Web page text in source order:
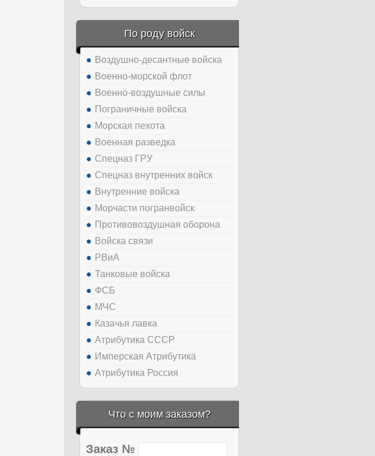
По роду войск
Воздушно-десантные войска
Военно-морской флот
Военно-воздушные силы
Пограничные войска
Морская пехота
Военная разведка
Спецназ ГРУ
Спецназ внутренних войск
Внутренние войска
Морчасти погранвойск
Противовоздушная оборона
Войска связи
РВиА
Танковые войска
ФСБ
МЧС
Казачья лавка
Атрибутика СССР
Имперская Атрибутика
Атрибутика Россия
Что с моим заказом?
Заказ №